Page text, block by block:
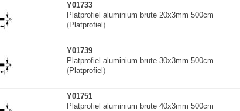
Y01733
Platprofiel aluminium brute 20x3mm 500cm
(Platprofiel )
Y01739
Platprofiel aluminium brute 30x3mm 500cm
(Platprofiel )
Y01751
Platprofiel aluminium brute 40x3mm 500cm